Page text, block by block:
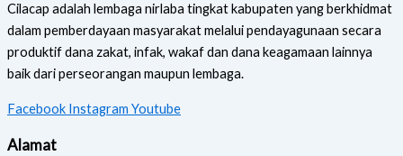
Cilacap adalah lembaga nirlaba tingkat kabupaten yang berkhidmat
dalam pemberdayaan masyarakat melalui pendayagunaan secara
produktif dana zakat, infak, wakaf dan dana keagamaan lainnya
baik dari perseorangan maupun lembaga.
Facebook Instagram Youtube
Alamat